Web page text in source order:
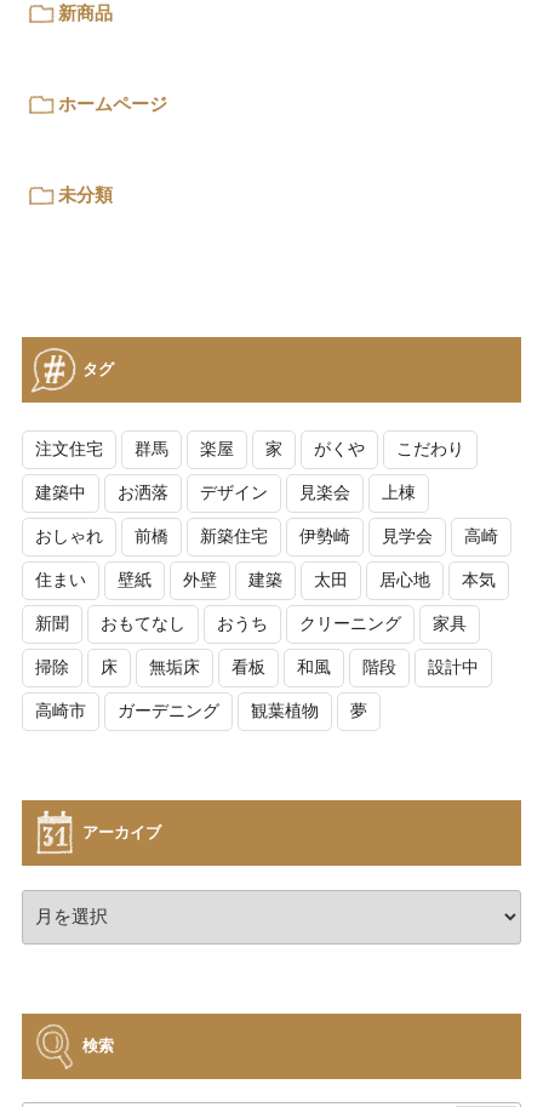
新商品
ホームページ
未分類
タグ
注文住宅 群馬 楽屋 家 がくや こだわり
建築中 お洒落 デザイン 見楽会 上棟
おしゃれ 前橋 新築住宅 伊勢崎 見学会 高崎
住まい 壁紙 外壁 建築 太田 居心地 本気
新聞 おもてなし おうち クリーニング 家具
掃除 床 無垢床 看板 和風 階段 設計中
高崎市 ガーデニング 観葉植物 夢
アーカイブ
ブ
検索